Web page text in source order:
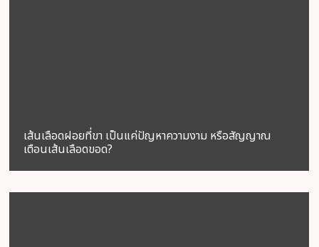
เส้นเลือดฝอยที่ขา เป็นแค่ปัญหาความงาม หรือสัญญาณ
เตือนเส้นเลือดขอด?